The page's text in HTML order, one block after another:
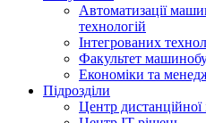
Автоматизації
технологій
Інтегрованих
Факультет
Економіки та
Підрозділи
Центр дистанційної